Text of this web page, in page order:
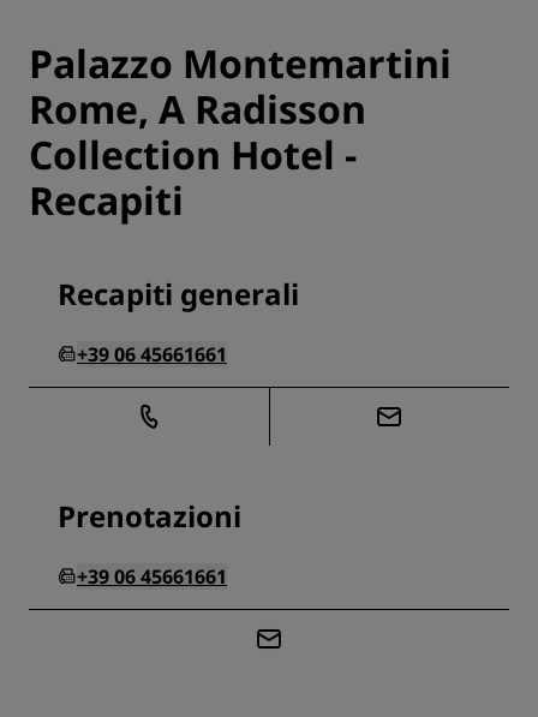
Palazzo Montemartini
Rome, A Radisson
Collection Hotel -
Recapiti
Recapiti generali
+39 06 45661661
Prenotazioni
+39 06 45661661